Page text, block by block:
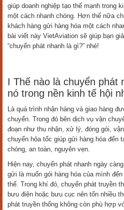
giúp doanh nghiệp tạo thế mạnh trong
một cách nhanh chóng. Hơn thế nữa
khách hàng gửi hàng hóa một cách
bài viết này VietAviation sẽ giúp bạn
“chuyển phát nhanh là gì?” nhé!
I Thế nào là chuyển phát
nó trong nền kinh tế hội
Là quá trình nhận hàng và giao hàng
chuyển. Trong đó bên dịch vụ vận
đoạn như thu nhận, xử lý, đóng gói,
chuyển hỏa tốc giúp gửi hàng hóa đến
chóng, an toàn, nguyên vẹn.
Hiện nay, chuyển phát nhanh ngày
gửi là muốn gói hàng hóa của mình
thể. Trong khí đó, chuyển phát truyền
bưu điện hoặc bưu cục nên tốn nhiều
phát truyền thống không còn phù hợp